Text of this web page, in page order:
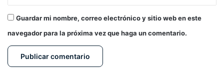
Guardar mi nombre, correo electrónico y sitio web en este
navegador para la próxima vez que haga un comentario.